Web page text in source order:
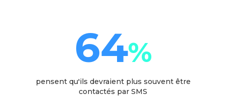
64%
pensent qu'ils devraient plus souvent être
contactés par SMS